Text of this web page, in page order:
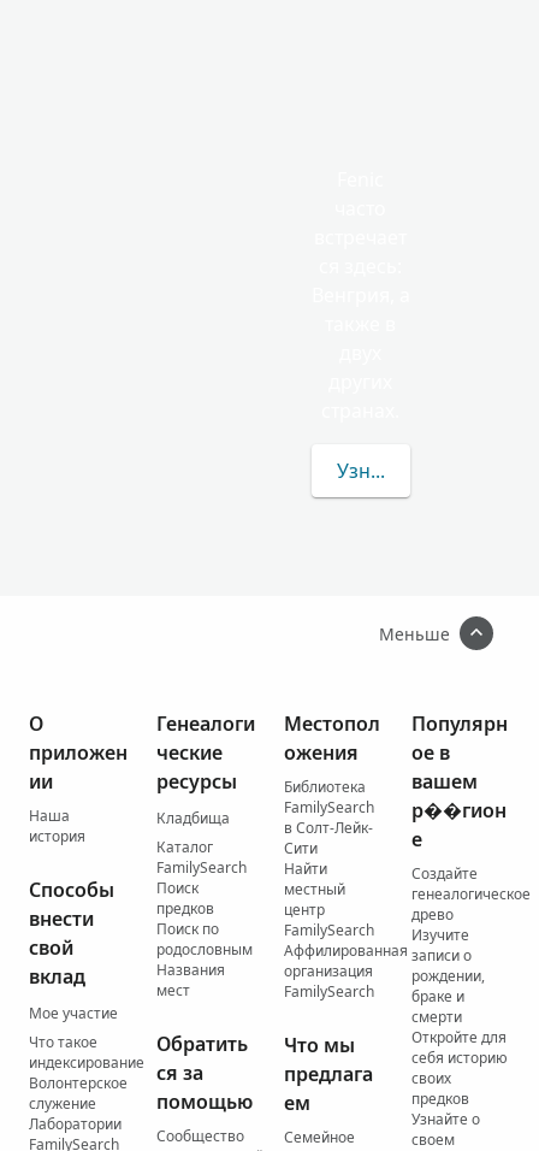
Узнать больше о
Меньше
О
приложен
ии
Наша
история
Способы
внести
свой
вклад
Мое участие
Что такое
индексирование
Волонтерское
служение
Лаборатории
FamilySearch
Генеалоги
ческие
ресурсы
Кладбища
Каталог
FamilySearch
Поиск
предков
Поиск по
родословным
Названия
мест
Обратить
ся за
помощью
Сообщество
Местопол
ожения
Библиотека
FamilySearch
в Солт-Лейк-
Сити
Найти
местный
центр
FamilySearch
Аффилированная
организация
FamilySearch
Что мы
предлага
ем
Семейное
Популярн
ое в
вашем
р��гион
е
Создайте
генеалогическое
древо
Изучите
записи о
рождении,
браке и
смерти
Откройте для
себя историю
своих
предков
Узнайте о
своем